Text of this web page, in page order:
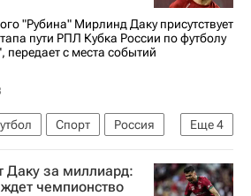
Спартак Москва
"Рубина" Мирлинд Даку присутствует
пути РПЛ Кубка России по футболу
передает с места событий
Еще4
Спорт
Россия
Рубин
Даку за миллиард:
чемпионство